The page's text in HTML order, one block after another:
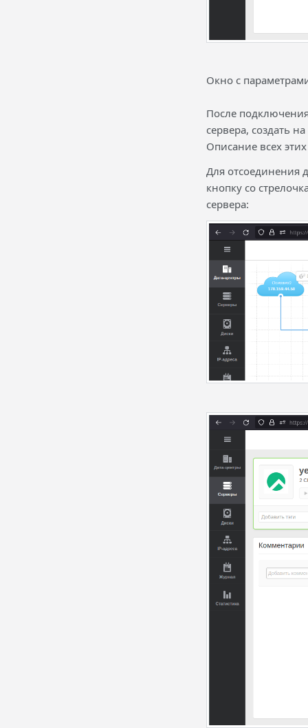
Окно с
После
сервера, создать
Описание всех
Для отсоединения
кнопку со
сервера: